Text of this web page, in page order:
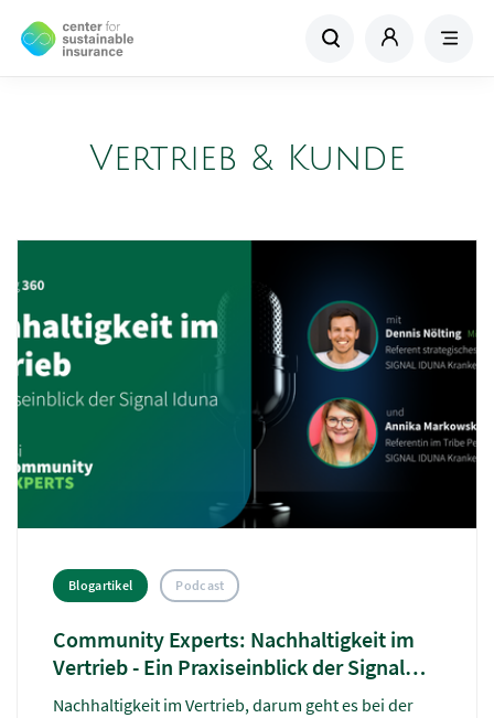
Vertrieb & Kunde
Blogartikel Podcast
Community Experts: Nachhaltigkeit im
Vertrieb - Ein Praxiseinblick der Signal
Iduna
Nachhaltigkeit im Vertrieb, darum geht es bei der